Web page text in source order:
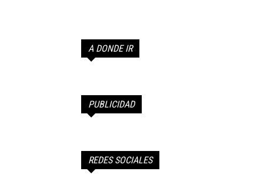
de
A DONDE IR
PUBLICIDAD
REDES SOCIALES